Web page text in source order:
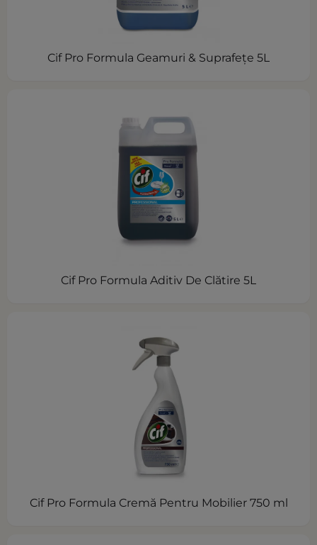
Cif Pro Formula Geamuri & Suprafeţe 5L
Cif Pro Formula Aditiv De Clătire 5L
Cif Pro Formula Cremă Pentru Mobilier 750 ml